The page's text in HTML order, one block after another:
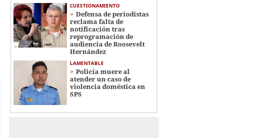
CUESTIONAMIENTO
Defensa de periodistas
reclama falta de
notificación tras
reprogramación de
audiencia de Roosevelt
Hernández
LAMENTABLE
Policía muere al
atender un caso de
violencia doméstica en
SPS